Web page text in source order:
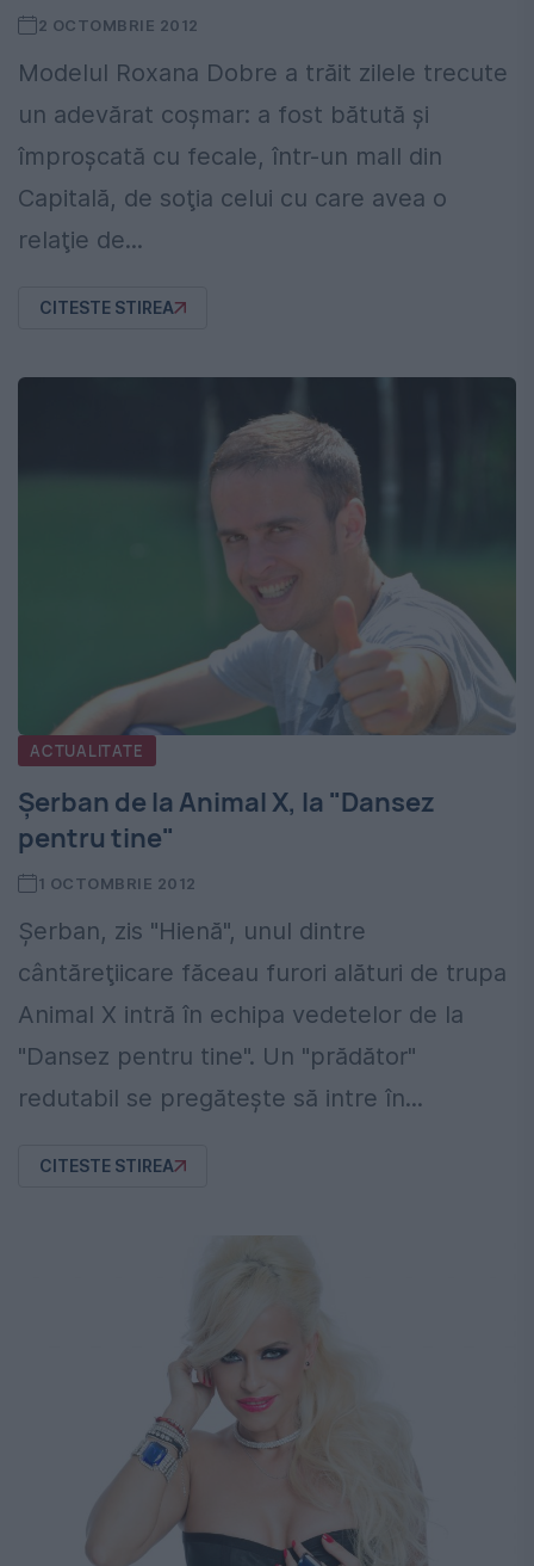
2 OCTOMBRIE 2012
Modelul Roxana Dobre a trăit zilele trecute
un adevărat coşmar: a fost bătută şi
împroşcată cu fecale, într-un mall din
Capitală, de soţia celui cu care avea o
relaţie de...
CITESTE STIREA
ACTUALITATE
Şerban de la Animal X, la "Dansez
pentru tine"
1 OCTOMBRIE 2012
Şerban, zis "Hienă", unul dintre
cântăreţiicare făceau furori alături de trupa
Animal X intră în echipa vedetelor de la
"Dansez pentru tine". Un "prădător"
redutabil se pregăteşte să intre în...
CITESTE STIREA